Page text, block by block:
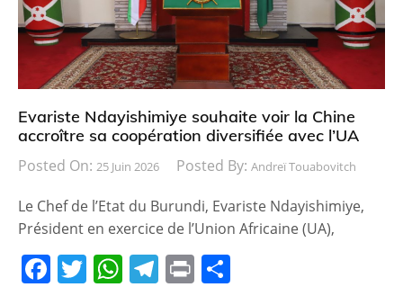
Evariste Ndayishimiye souhaite voir la Chine
accroître sa coopération diversifiée avec l’UA
Posted On: 25 Juin 2026 Posted By: Andreï Touabovitch
Le Chef de l’Etat du Burundi, Evariste Ndayishimiye,
Président en exercice de l’Union Africaine (UA),
F T W T Pr